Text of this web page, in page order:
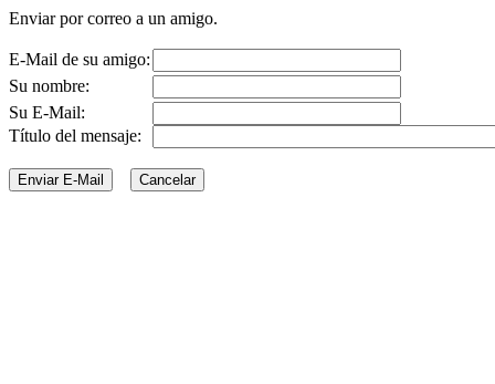
Enviar por correo a un amigo.
E-Mail de su amigo:
Su nombre:
Su E-Mail:
Título del mensaje: